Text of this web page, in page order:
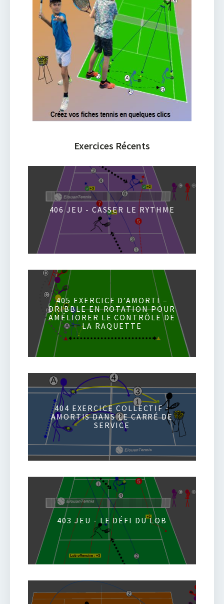
Exercices Récents
406 JEU - CASSER LE RYTHME
405 EXERCICE D’AMORTI –
DRIBBLE EN ROTATION POUR
AMÉLIORER LE CONTRÔLE DE
LA RAQUETTE
404 EXERCICE COLLECTIF -
AMORTIS DANS LE CARRÉ DE
SERVICE
403 JEU - LE DÉFI DU LOB